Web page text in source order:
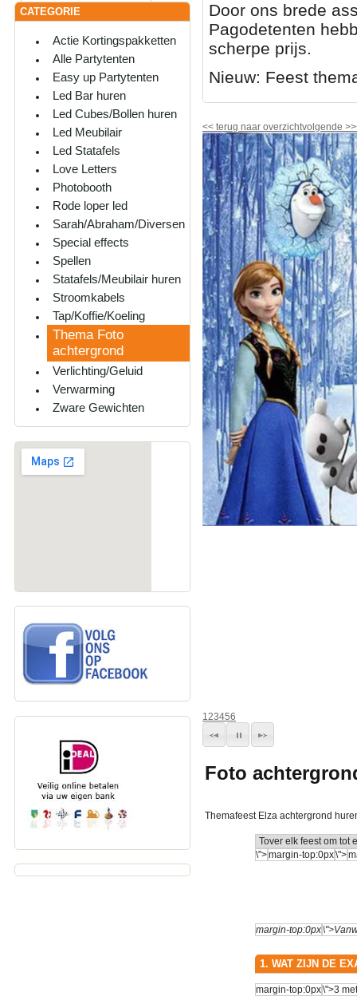
CATEGORIE
Actie Kortingspakketten
Alle Partytenten
Easy up Partytenten
Led Bar huren
Led Cubes/Bollen huren
Led Meubilair
Led Statafels
Love Letters
Photobooth
Rode loper led
Sarah/Abraham/Diversen
Special effects
Spellen
Statafels/Meubilair huren
Stroomkabels
Tap/Koffie/Koeling
Thema Foto
achtergrond
Verlichting/Geluid
Verwarming
Zware Gewichten
Door ons brede
Pagodetenten
scherpe prijs.
Nieuw: Feest
<< terug naar overzichtvolgende >>
123456
Foto
Themafeest Elza achtergrond
1. WAT ZIJN DE